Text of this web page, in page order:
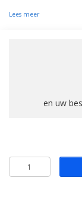
Lees meer
en uw